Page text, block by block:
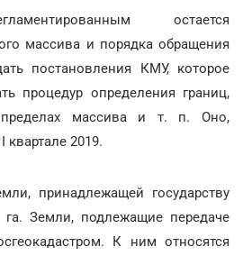
остается
массива и порядка обращения
постановления КМУ, которое
процедур определения границ,
массива и т. п. Оно,
2019.
принадлежащей государству
Земли, подлежащие передаче
К ним относятся